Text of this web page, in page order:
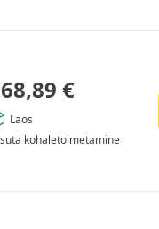
€
Laos
kohaletoimetamine